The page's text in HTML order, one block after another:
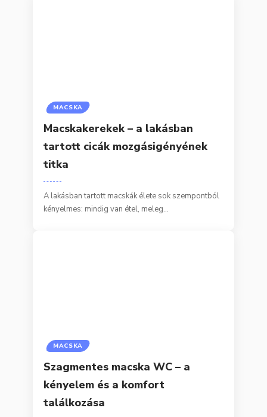
MACSKA
Macskakerekek – a lakásban
tartott cicák mozgásigényének
titka
A lakásban tartott macskák élete sok szempontból
kényelmes: mindig van étel, meleg…
MACSKA
Szagmentes macska WC – a
kényelem és a komfort
találkozása